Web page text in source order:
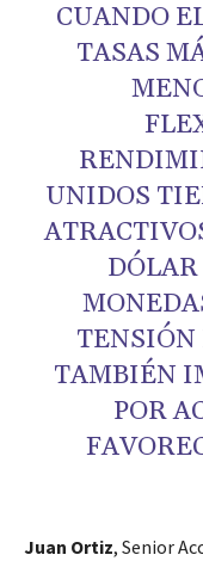
CUANDO
TASAS
UNIDOS
TAMBIÉN
POR
Juan Ortiz, Senior